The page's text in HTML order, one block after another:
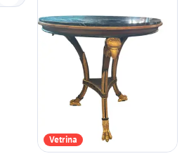
Vetrina